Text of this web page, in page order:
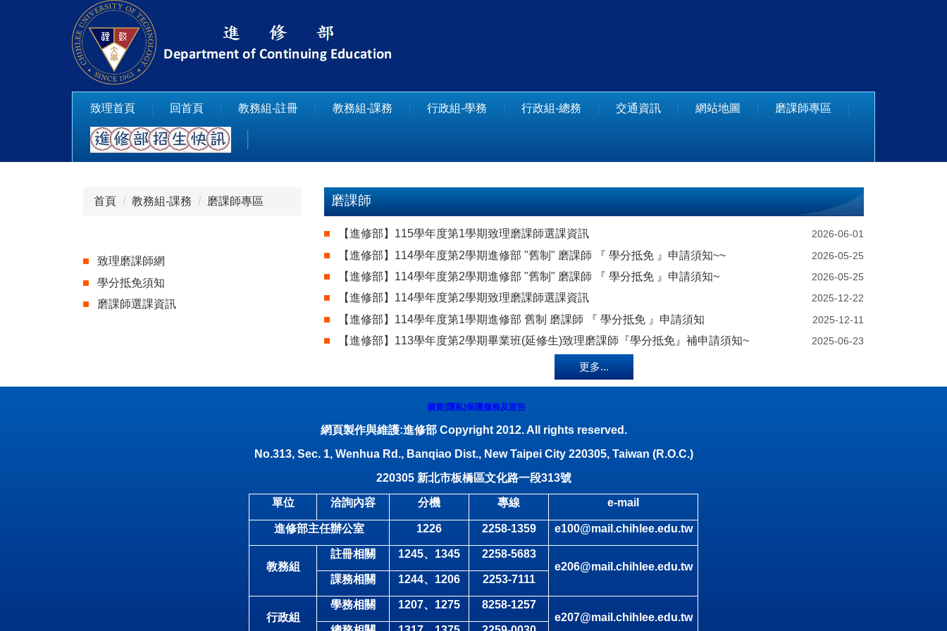
致理首頁 回首頁 教務組-註冊 教務組-課務 行政組-學務 行政組-總務 交通資訊 網站地圖 磨課師專區
首頁 教務組-課務 磨課師專區
致理磨課師網
學分抵免須知
磨課師選課資訊
磨課師
【進修部】115學年度第1學期致理磨課師選課資訊 2026-06-01
【進修部】114學年度第2學期進修部 "舊制" 磨課師 『 學分抵免 』申請須知~~ 2026-05-25
【進修部】114學年度第2學期進修部 "舊制" 磨課師 『 學分抵免 』申請須知~ 2026-05-25
【進修部】114學年度第2學期致理磨課師選課資訊 2025-12-22
【進修部】114學年度第1學期進修部 舊制 磨課師 『 學分抵免 』申請須知 2025-12-11
【進修部】113學年度第2學期畢業班(延修生)致理磨課師『學分抵免』補申請須知~ 2025-06-23
更多...
個資(隱私)保護服務及宣告
網頁製作與維護:進修部 Copyright 2012. All rights reserved.
No.313, Sec. 1, Wenhua Rd., Banqiao Dist., New Taipei City 220305, Taiwan (R.O.C.)
220305 新北市板橋區文化路一段313號
單位 洽詢內容 分機 專線 e-mail
進修部主任辦公室 1226 2258-1359 e100@mail.chihlee.edu.tw
教務組
註冊相關 1245、1345
2258-5683
e206@mail.chihlee.edu.tw
課務相關
1244、1206 2253-7111
行政組
學務相關 1207、1275
8258-1257
e207@mail.chihlee.edu.tw